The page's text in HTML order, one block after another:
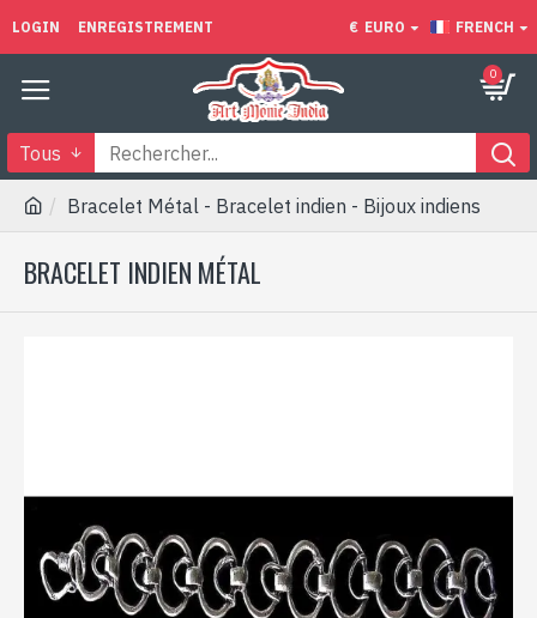
LOGIN ENREGISTREMENT € EURO FRENCH
0
Tous
Bracelet Métal - Bracelet indien - Bijoux indiens
BRACELET INDIEN MÉTAL